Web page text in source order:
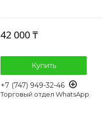
42 000 ₸
Купить
+7 (747) 949-32-46
Торговый отдел WhatsApp